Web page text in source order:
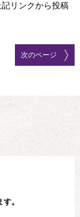
記リンクから投稿
次のページ
。